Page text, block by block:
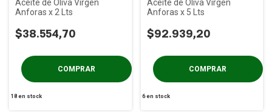
Aceite de Oliva Virgen
Anforas x 2 Lts
$38.554,70
18en stock
Aceite de Oliva Virgen
Anforas x 5 Lts
$92.939,20
6en stock